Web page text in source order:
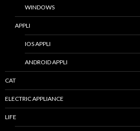
WINDOWS
APPLI
IOS APPLI
ANDROID APPLI
CAT
ELECTRIC APPLIANCE
LIFE